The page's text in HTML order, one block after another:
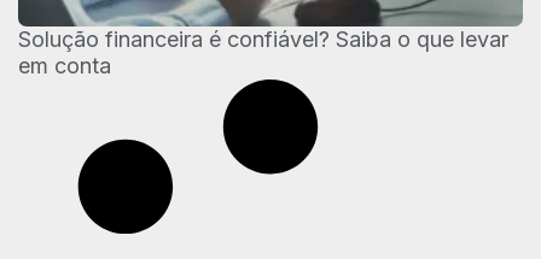
Solução financeira é confiável? Saiba o que levar
em conta